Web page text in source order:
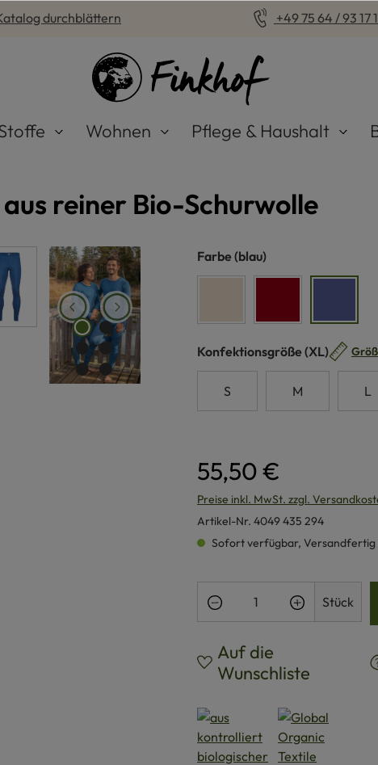
durchblättern +49 75 64 / 93 17
Wohnen Pflege & Haushalt
reiner Bio-Schurwolle
Farbe auswählen
(blau)
Konfektionsgröße auswählen
(XL)
S M L
55,50 €
Preise inkl. MwSt. zzgl.
Artikel-Nr. 4049 435 294
Sofort verfügbar, Versandfertig
Produkt Anzahl:
Stück
Auf die
Wunschliste